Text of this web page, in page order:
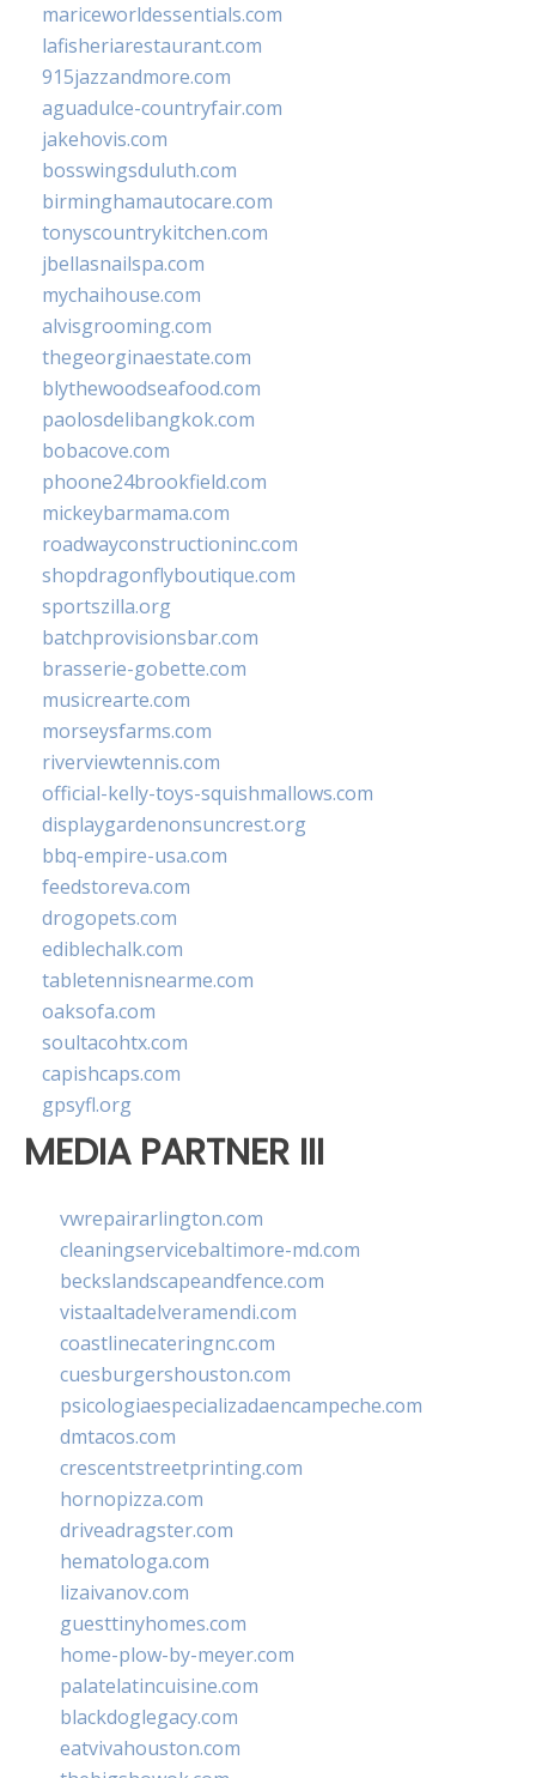
mariceworldessentials.com
lafisheriarestaurant.com
915jazzandmore.com
aguadulce-countryfair.com
jakehovis.com
bosswingsduluth.com
birminghamautocare.com
tonyscountrykitchen.com
jbellasnailspa.com
mychaihouse.com
alvisgrooming.com
thegeorginaestate.com
blythewoodseafood.com
paolosdelibangkok.com
bobacove.com
phoone24brookfield.com
mickeybarmama.com
roadwayconstructioninc.com
shopdragonflyboutique.com
sportszilla.org
batchprovisionsbar.com
brasserie-gobette.com
musicrearte.com
morseysfarms.com
riverviewtennis.com
official-kelly-toys-squishmallows.com
displaygardenonsuncrest.org
bbq-empire-usa.com
feedstoreva.com
drogopets.com
ediblechalk.com
tabletennisnearme.com
oaksofa.com
soultacohtx.com
capishcaps.com
gpsyfl.org
MEDIA PARTNER III
vwrepairarlington.com
cleaningservicebaltimore-md.com
beckslandscapeandfence.com
vistaaltadelveramendi.com
coastlinecateringnc.com
cuesburgershouston.com
psicologiaespecializadaencampeche.com
dmtacos.com
crescentstreetprinting.com
hornopizza.com
driveadragster.com
hematologa.com
lizaivanov.com
guesttinyhomes.com
home-plow-by-meyer.com
palatelatincuisine.com
blackdoglegacy.com
eatvivahouston.com